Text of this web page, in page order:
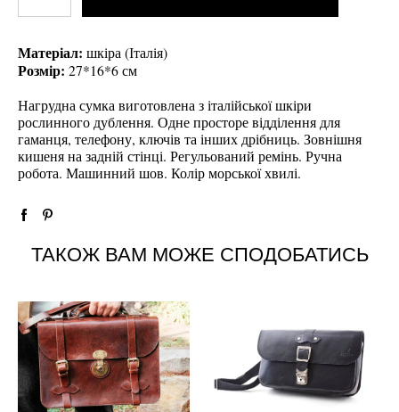
Матеріал: шкіра (Італія)
Розмір: 27*16*6 см
Нагрудна сумка виготовлена з італійської шкіри
рослинного дублення. Одне просторе відділення для
гаманця, телефону, ключів та інших дрібниць. Зовнішня
кишеня на задній стінці. Регульований ремінь. Ручна
робота. Машинний шов. Колір морської хвилі.
ТАКОЖ ВАМ МОЖЕ СПОДОБАТИСЬ